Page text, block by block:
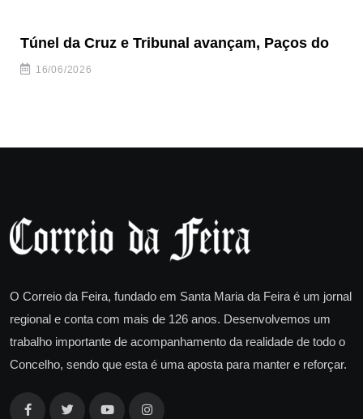
Túnel da Cruz e Tribunal avançam, Paços do
16/06/2026
O Correio da Feira, fundado em Santa Maria da Feira é um jornal
regional e conta com mais de 126 anos. Desenvolvemos um
trabalho importante de acompanhamento da realidade de todo o
Concelho, sendo que esta é uma aposta para manter e reforçar.